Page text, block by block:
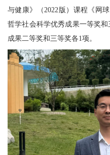
与健康》（2022版）课程《网
哲学社会科学优秀成果一等奖
成果二等奖和三等奖各1项。